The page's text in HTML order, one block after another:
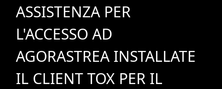
ASSISTENZA PER
L'ACCESSO AD
AGORASTREA INSTALLATE
IL CLIENT TOX PER IL